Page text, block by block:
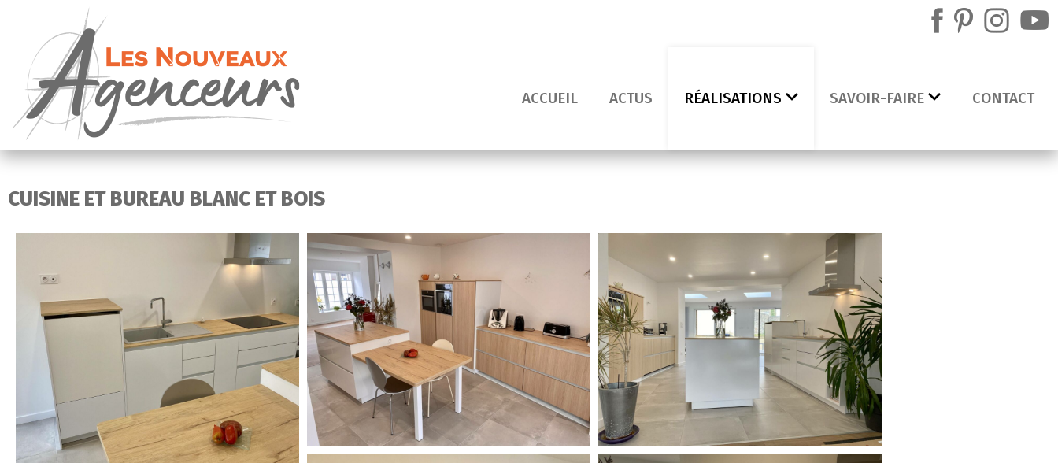
ACCUEIL ACTUS RÉALISATIONS SAVOIR-FAIRE CONTACT
CUISINE ET BUREAU BLANC ET BOIS